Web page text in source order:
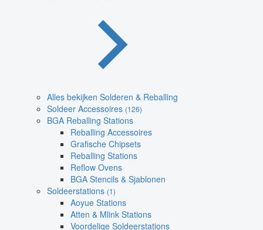
Alles bekijken Solderen & Reballing
Soldeer Accessoires (126)
BGA Reballing Stations
Reballing Accessoires
Grafische Chipsets
Reballing Stations
Reflow Ovens
BGA Stencils & Sjablonen
Soldeerstations (1)
Aoyue Stations
Atten & Mlink Stations
Voordelige Soldeerstations